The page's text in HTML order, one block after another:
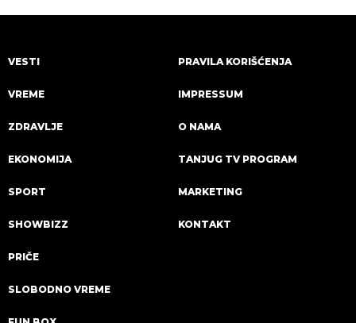
VESTI
VREME
ZDRAVLJE
EKONOMIJA
SPORT
SHOWBIZZ
PRIČE
SLOBODNO VREME
PRAVILA KORIŠĆENJA
IMPRESSUM
O NAMA
TANJUG TV PROGRAM
MARKETING
KONTAKT